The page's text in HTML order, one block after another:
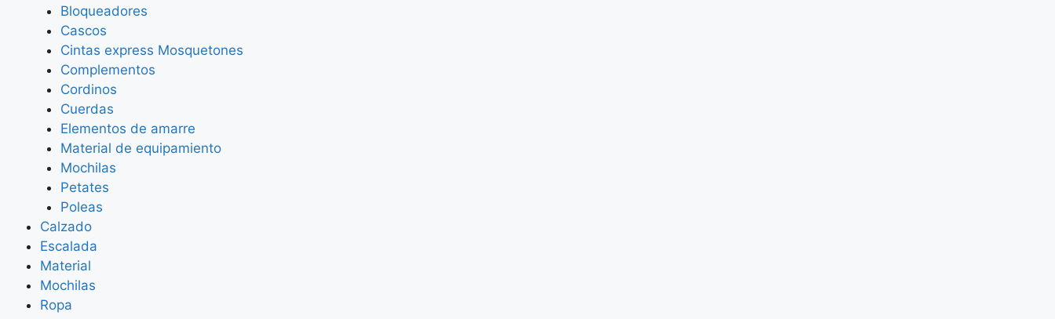
Bloqueadores
Cascos
Cintas express Mosquetones
Complementos
Cordinos
Cuerdas
Elementos de amarre
Material de equipamiento
Mochilas
Petates
Poleas
Calzado
Escalada
Material
Mochilas
Ropa